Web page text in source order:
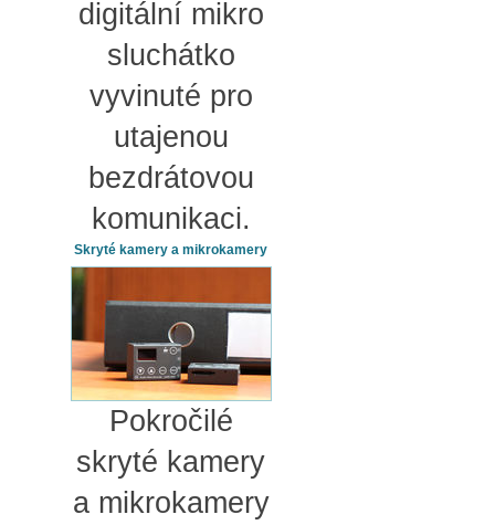
digitální mikro
sluchátko
vyvinuté pro
utajenou
bezdrátovou
komunikaci.
Skryté kamery a mikrokamery
Pokročilé
skryté kamery
a mikrokamery